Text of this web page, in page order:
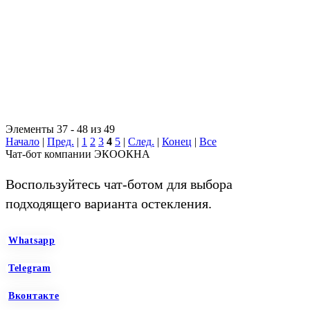
Элементы 37 - 48 из 49
Начало | Пред. | 1 2 3 4 5 | След. | Конец | Все
Чат-бот компании ЭКООКНА
Воспользуйтесь чат-ботом для выбора
подходящего варианта остекления.
Whatsapp
Telegram
Вконтакте